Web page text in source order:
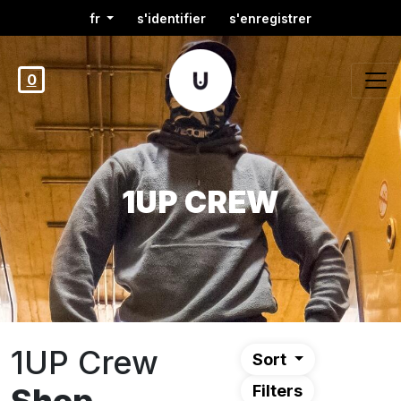
fr s'identifier s'enregistrer
0
1UP CREW
1UP Crew
Sort
Filters